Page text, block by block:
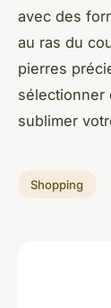
avec des
au ras du
pierres
sélectionner
sublimer
Shopping